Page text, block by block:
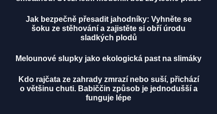
Jak bezpečně přesadit jahodníky: Vyhněte se
šoku ze stěhování a zajistěte si obří úrodu
sladkých plodů
Melounové slupky jako ekologická past na slimáky
Kdo rajčata ze zahrady zmrazí nebo suší, přichází
o většinu chuti. Babiččin způsob je jednodušší a
funguje lépe